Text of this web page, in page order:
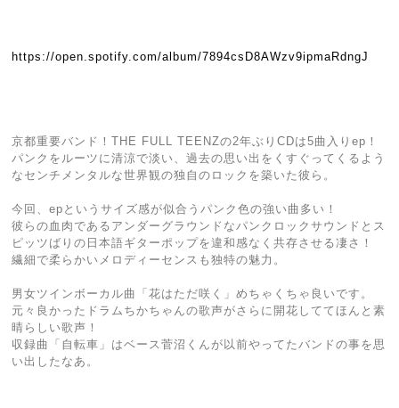
https://open.spotify.com/album/7894csD8AWzv9ipmaRdngJ
京都重要バンド！THE FULL TEENZの2年ぶりCDは5曲入りep！
パンクをルーツに清涼で淡い、過去の思い出をくすぐってくるよう
なセンチメンタルな世界観の独自のロックを築いた彼ら。
今回、epというサイズ感が似合うパンク色の強い曲多い！
彼らの血肉であるアンダーグラウンドなパンクロックサウンドとス
ピッツばりの日本語ギターポップを違和感なく共存させる凄さ！
繊細で柔らかいメロディーセンスも独特の魅力。
男女ツインボーカル曲「花はただ咲く」めちゃくちゃ良いです。
元々良かったドラムちかちゃんの歌声がさらに開花しててほんと素
晴らしい歌声！
収録曲「自転車」はベース菅沼くんが以前やってたバンドの事を思
い出したなあ。